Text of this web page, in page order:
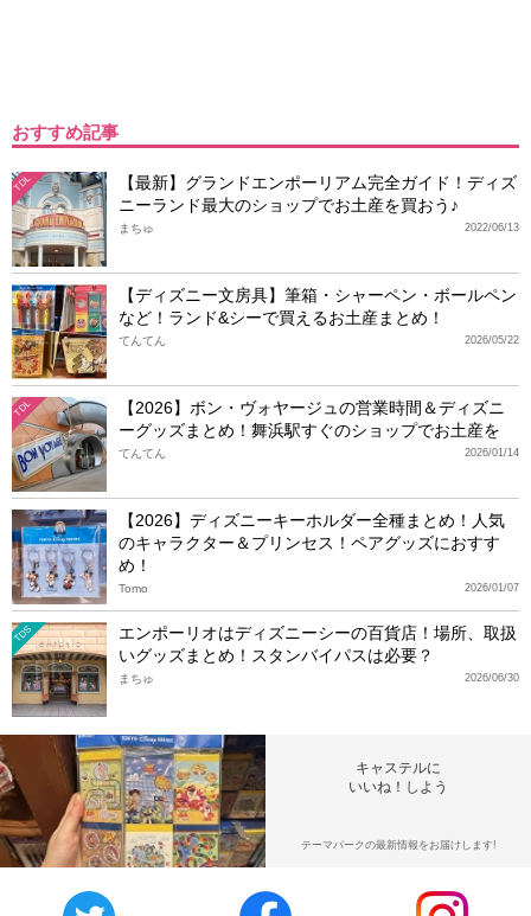
おすすめ記事
TDL
【最新】グランドエンポーリアム完全ガイド！ディズ
ニーランド最大のショップでお土産を買おう♪
2022/06/13
まちゅ
【ディズニー文房具】筆箱・シャーペン・ボールペン
など！ランド&シーで買えるお土産まとめ！
2026/05/22
てんてん
TDL
【2026】ボン・ヴォヤージュの営業時間＆ディズニ
ーグッズまとめ！舞浜駅すぐのショップでお土産を
2026/01/14
てんてん
【2026】ディズニーキーホルダー全種まとめ！人気
のキャラクター＆プリンセス！ペアグッズにおすす
め！
2026/01/07
Tomo
TDS
エンポーリオはディズニーシーの百貨店！場所、取扱
いグッズまとめ！スタンバイパスは必要？
2026/06/30
まちゅ
キャステルに
いいね！しよう
テーマパークの最新情報をお届けします!